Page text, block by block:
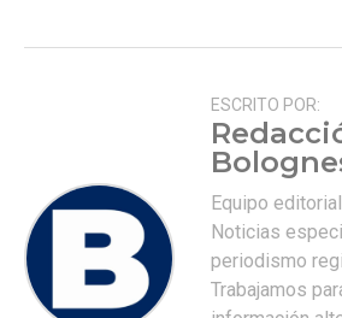
ESCRITO POR:
Equipo
Noticias
periodismo
Trabajamos